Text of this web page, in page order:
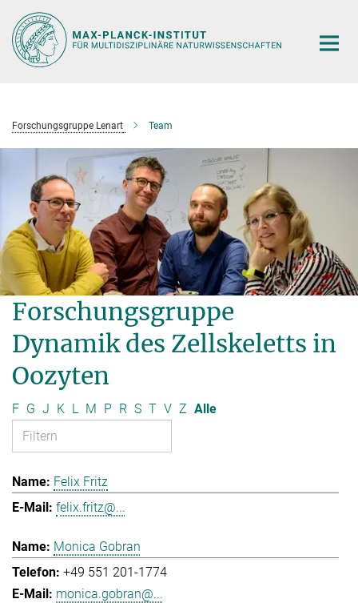
Hauptinhalt
Forschungsgruppe Lenart Team
Forschungsgruppe
Dynamik des Zellskeletts in
Oozyten
F G J K L M P R S T V Z Alle
Felix Fritz
felix.fritz@...
Monica Gobran
+49 551 201-1774
monica.gobran@...